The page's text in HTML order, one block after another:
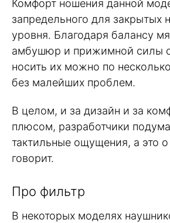
Комфорт ношения данной
запредельного для закрытых
уровня. Благодаря балансу
амбушюр и прижимной силы
носить их можно по
без малейших проблем.
В целом, и за дизайн и за
плюсом, разработчики
тактильные ощущения, а это
говорит.
Про фильтр
В некоторых моделях